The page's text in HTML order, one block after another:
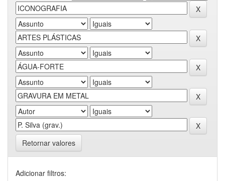
Retornar valores
Adicionar filtros: